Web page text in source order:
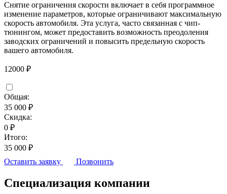
Снятие ограничения скорости включает в себя программное
изменение параметров, которые ограничивают максимальную
скорость автомобиля. Эта услуга, часто связанная с чип-
тюнингом, может предоставить возможность преодоления
заводских ограничений и повысить предельную скорость
вашего автомобиля.
12000 ₽
Общая:
35 000 ₽
Скидка:
0 ₽
Итого:
35 000 ₽
Оставить заявку
Позвонить
Специализация компании